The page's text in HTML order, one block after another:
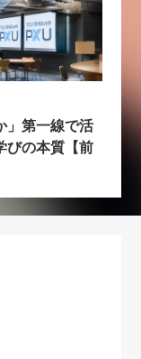
」第一線で活
びの本質【前